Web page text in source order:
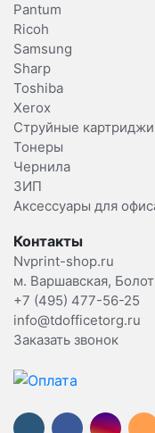
Pantum
Ricoh
Samsung
Sharp
Toshiba
Xerox
Струйные картриджи
Тонеры
Чернила
ЗИП
Аксессуары для
Контакты
Nvprint-shop.ru
м. Варшавская,
+7 (495) 477-56-25
info@tdofficetorg.ru
Заказать звонок